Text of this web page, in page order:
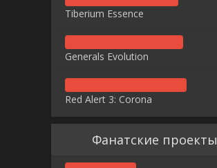
Tiberium Essence
Generals Evolution
Red Alert 3: Corona
Фанатские проекты